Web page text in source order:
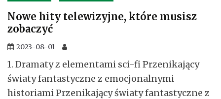
Nowe hity telewizyjne, które musisz
zobaczyć
2023-08-01
1. Dramaty z elementami sci-fi Przenikający
światy fantastyczne z emocjonalnymi
historiami Przenikający światy fantastyczne z